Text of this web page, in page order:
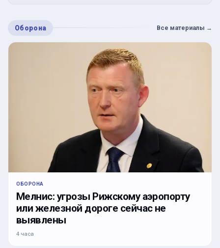
Оборона Все материалы →
ОБОРОНА
Мелнис: угрозы Рижскому аэропорту
или железной дороге сейчас не
выявлены
4 часа